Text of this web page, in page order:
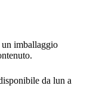
imballaggio
da lun a